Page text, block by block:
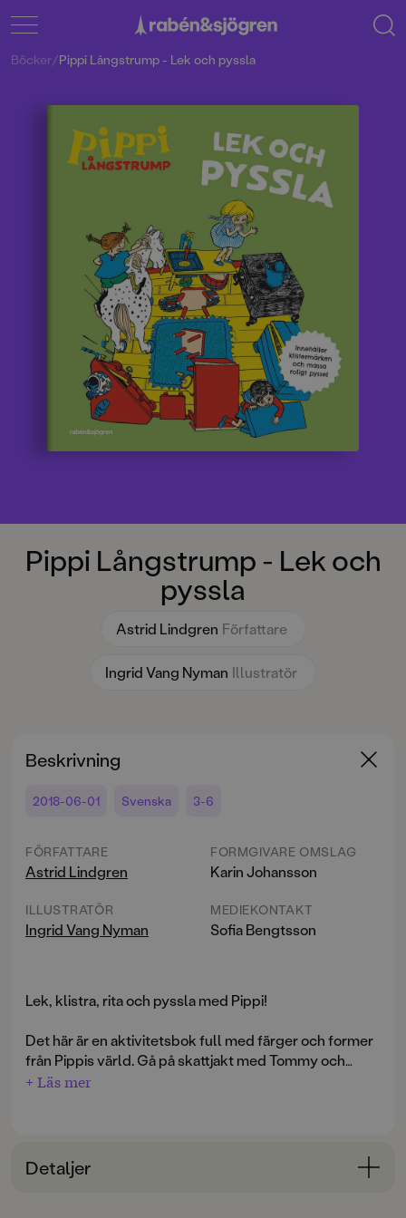
Pippi Långstrump - Lek och
pyssla
Astrid Lindgren Författare
Ingrid Vang Nyman Illustratör
Böcker/Pippi Långstrump - Lek och pyssla
Beskrivning
2018-06-01 Svenska 3-6
FÖRFATTARE
Astrid Lindgren
ILLUSTRATÖR
Ingrid Vang Nyman
FORMGIVARE OMSLAG
Karin Johansson
MEDIEKONTAKT
Sofia Bengtsson
Lek, klistra, rita och pyssla med Pippi!
Det här är en aktivitetsbok full med färger och former
från Pippis värld. Gå på skattjakt med Tommy och
Annika, hitta prepositionerna med Pippi, fyll affären
+ Läs mer
Detaljer